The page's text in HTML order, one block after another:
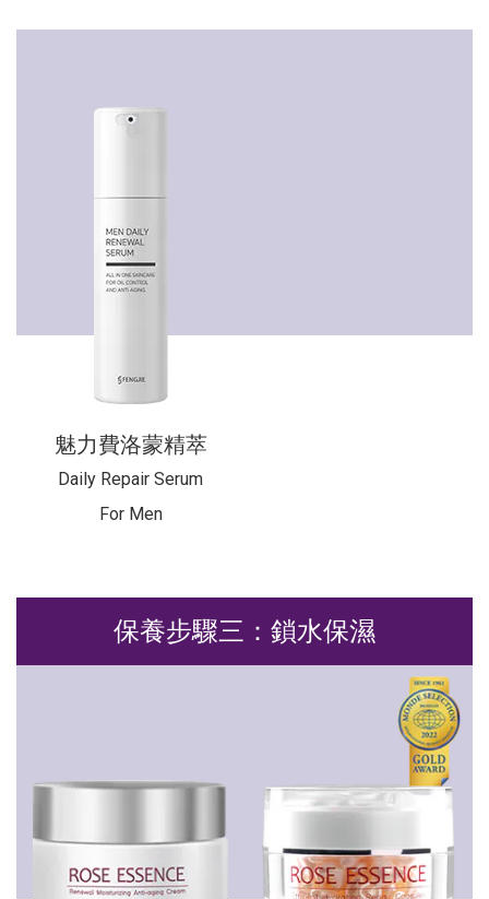
魅力費洛蒙精萃
Daily Repair Serum
For Men
保養步驟三：鎖水保濕